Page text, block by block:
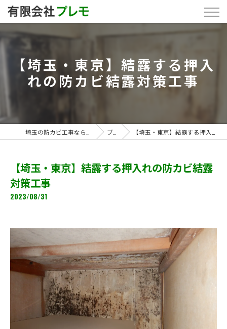
【埼玉・東京】結露する押入
れの防カビ結露対策工事
ブログ 【埼玉・東京】結露する押入れの防カビ結露対策工事
【埼玉・東京】結露する押入れの防カビ結露
対策工事
2023/08/31